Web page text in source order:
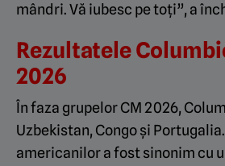
mândri. Vă iubesc pe toți”, a
Rezultatele
2026
În faza grupelor CM 2026,
Uzbekistan, Congo și
americanilor a fost sinonim cu